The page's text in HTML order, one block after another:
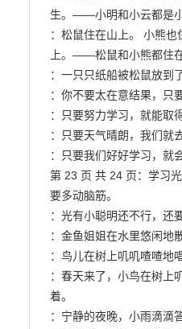
生。——小明和小云都是小
：松鼠住在山上。 小熊也
上。——松鼠和小熊都住在
：一只只纸船被松鼠放到
：你不要太在意结果，只
：只要努力学习，就能取
：只要天气晴朗，我们就
：只要我们好好学习，就
第 23 页 共 24 页：学习
要多动脑筋。
：光有小聪明还不行，还
：金鱼姐姐在水里悠闲地
：鸟儿在树上叽叽喳喳地
：春天来了，小鸟在树上
着。
：宁静的夜晚，小雨滴滴